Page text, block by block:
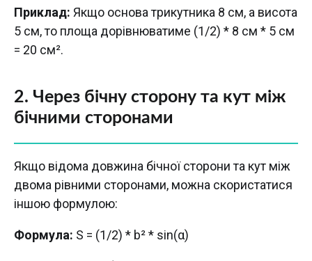
Приклад: Якщо основа трикутника 8 см, а висота
5 см, то площа дорівнюватиме (1/2) * 8 см * 5 см
= 20 см².
2. Через бічну сторону та кут між
бічними сторонами
Якщо відома довжина бічної сторони та кут між
двома рівними сторонами, можна скористатися
іншою формулою:
Формула: S = (1/2) * b² * sin(α)